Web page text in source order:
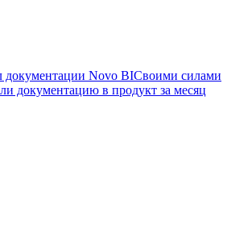
документации Novo BIСвоими силами
документацию в продукт за месяц